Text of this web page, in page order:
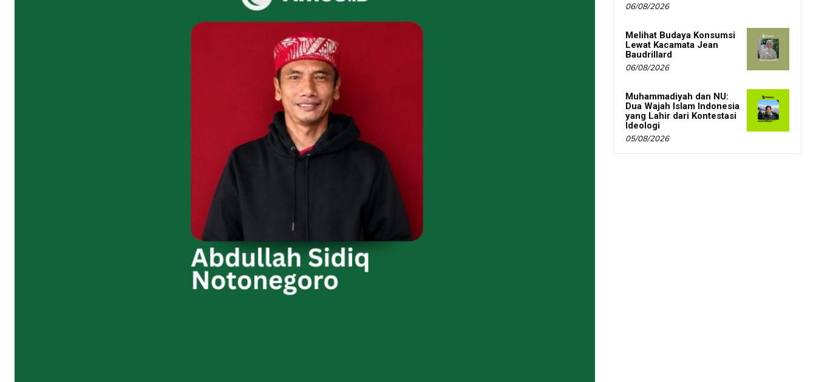
06/08/2026
Melihat Budaya Konsumsi
Lewat Kacamata Jean
Baudrillard
06/08/2026
Muhammadiyah dan NU:
Dua Wajah Islam Indonesia
yang Lahir dari Kontestasi
Ideologi
05/08/2026